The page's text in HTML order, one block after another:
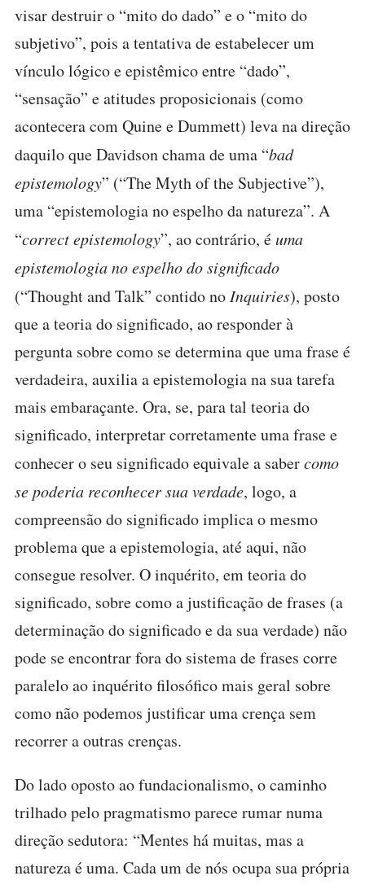
visar destruir o “mito do dado” e o “mito do
subjetivo”, pois a tentativa de estabelecer um
vínculo lógico e epistêmico entre “dado”,
“sensação” e atitudes proposicionais (como
acontecera com Quine e Dummett) leva na direção
daquilo que Davidson chama de uma “bad
epistemology” (“The Myth of the Subjective”),
uma “epistemologia no espelho da natureza”. A
“correct epistemology”, ao contrário, éuma
epistemologia no espelho do significado
(“Thought and Talk” contido no Inquiries), posto
que a teoria do significado, ao responder à
pergunta sobre como se determina que uma frase é
verdadeira, auxilia a epistemologia na sua tarefa
mais embaraçante. Ora, se, para tal teoria do
significado, interpretar corretamente uma frase e
conhecer o seu significado equivale a sabercomo
se poderia reconhecer sua verdade, logo, a
compreensão do significado implica o mesmo
problema que a epistemologia, até aqui, não
consegue resolver. O inquérito, em teoria do
significado, sobre como a justificação de frases (a
determinação do significado e da sua verdade) não
pode se encontrar fora do sistema de frases corre
paralelo ao inquérito filosófico mais geral sobre
como não podemos justificar uma crença sem
recorrer a outras crenças.
Do lado oposto ao fundacionalismo, o caminho
trilhado pelo pragmatismo parece rumar numa
direção sedutora: “Mentes há muitas, mas a
natureza é uma. Cada um de nós ocupa sua própria